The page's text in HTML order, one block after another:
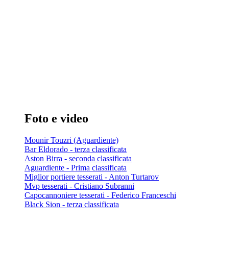
Foto e video
Mounir Touzri (Aguardiente)
Bar Eldorado - terza classificata
Aston Birra - seconda classificata
Aguardiente - Prima classificata
Miglior portiere tesserati - Anton Turtarov
Mvp tesserati - Cristiano Subranni
Capocannoniere tesserati - Federico Franceschi
Black Sion - terza classificata